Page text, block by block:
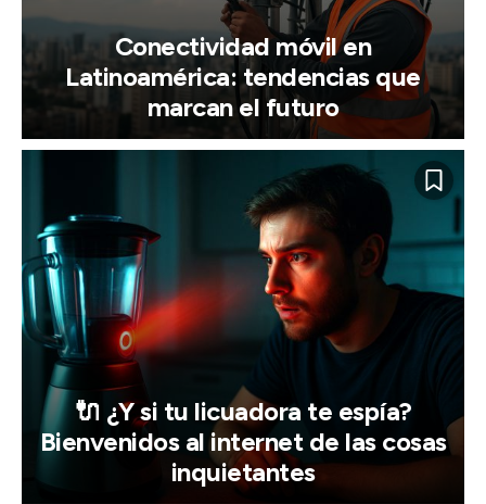
Conectividad móvil en
Latinoamérica: tendencias que
marcan el futuro
🔌 ¿Y si tu licuadora te espía?
Bienvenidos al internet de las cosas
inquietantes